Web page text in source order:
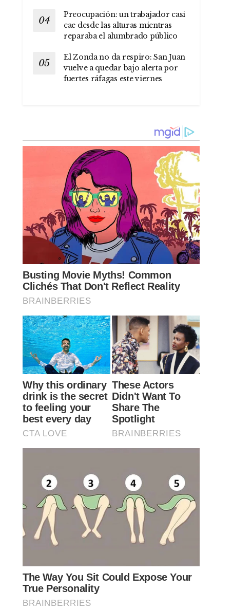
Preocupación: un trabajador casi
cae desde las alturas mientras
reparaba el alumbrado público
El Zonda no da respiro: San Juan
vuelve a quedar bajo alerta por
fuertes ráfagas este viernes